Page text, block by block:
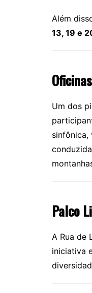
Além
13, 19 e
Um dos
sinfônica,
Palco
A Rua de
iniciativa